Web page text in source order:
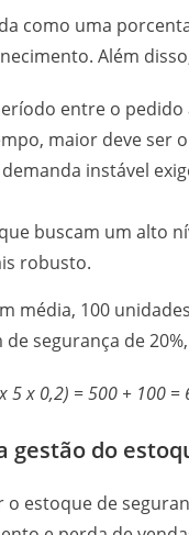
como uma
Além
entre o
maior deve ser
instável
buscam um alto
robusto.
média, 100
segurança de
5 x 0,2) = 500 + 100 =
do
estoque de